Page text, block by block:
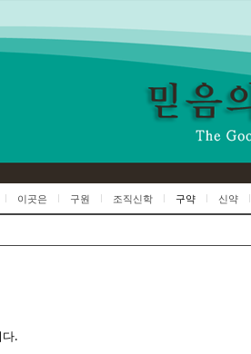
이곳은 구원 조직신학 구약 신약
.